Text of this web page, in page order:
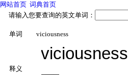
网站首页 词典首页
请输入您要查询的英文单词：
单词 viciousness
释义
viciousness